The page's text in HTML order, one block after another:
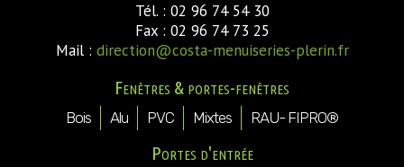
Tél. : 02 96 74 54 30
Fax : 02 96 74 73 25
Mail : direction@costa-menuiseries-plerin.fr
Fenêtres & portes-fenêtres
Bois Alu PVC Mixtes RAU- FIPRO®
Portes d'entrée